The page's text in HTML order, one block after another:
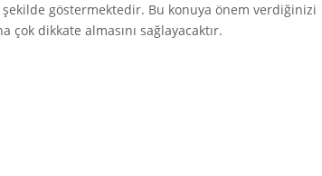
göstermektedir. Bu konuya önem verdiğinizi
çok dikkate almasını sağlayacaktır.